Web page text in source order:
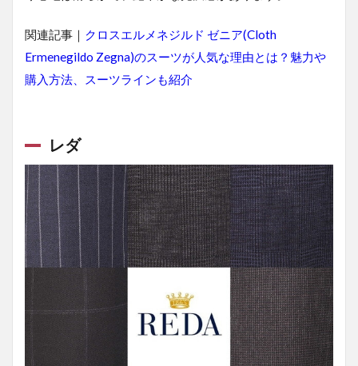
関連記事｜ クロスエルメネジルド ゼニア(Cloth
Ermenegildo Zegna)のスーツが人気な理由とは？魅力や
購入方法、スーツラインも紹介
レダ